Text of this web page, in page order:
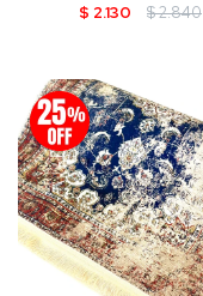
$ 2.130 $2.840